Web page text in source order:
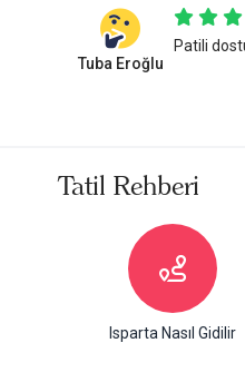
Tuba Eroğlu
Patili
Tatil Rehberi
Isparta Nasıl Gidilir